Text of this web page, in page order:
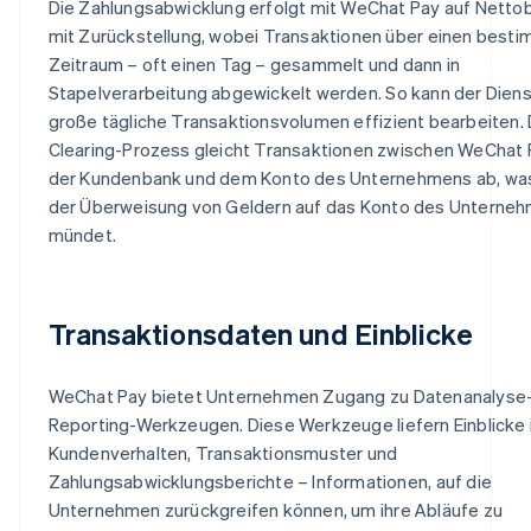
Die Zahlungsabwicklung erfolgt mit WeChat Pay auf
mit Zurückstellung, wobei Transaktionen über einen
Zeitraum – oft einen Tag – gesammelt und dann in
Stapelverarbeitung abgewickelt werden. So kann der
große tägliche Transaktionsvolumen effizient bearbeiten.
Clearing-Prozess gleicht Transaktionen zwischen WeChat
der Kundenbank und dem Konto des Unternehmens ab,
der Überweisung von Geldern auf das Konto des
mündet.
Transaktionsdaten und Einblicke
WeChat Pay bietet Unternehmen Zugang zu
Reporting-Werkzeugen. Diese Werkzeuge liefern Einblicke
Kundenverhalten, Transaktionsmuster und
Zahlungsabwicklungsberichte – Informationen, auf die
Unternehmen zurückgreifen können, um ihre Abläufe zu